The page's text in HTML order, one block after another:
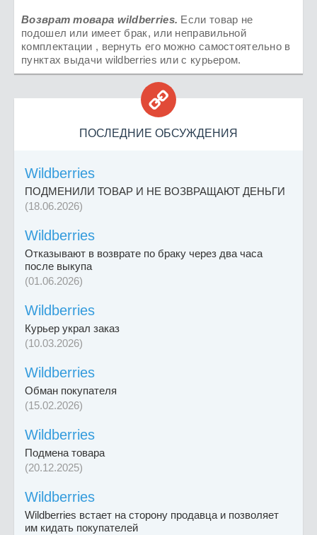
Возврат товара wildberries. Если товар не
подошел или имеет брак, или неправильной
комплектации , вернуть его можно самостоятельно в
пунктах выдачи wildberries или с курьером.

ПОСЛЕДНИЕ ОБСУЖДЕНИЯ
Wildberries
ПОДМЕНИЛИ ТОВАР И НЕ ВОЗВРАЩАЮТ ДЕНЬГИ
(18.06.2026)
Wildberries
Отказывают в возврате по браку через два часа
после выкупа
(01.06.2026)
Wildberries
Курьер украл заказ
(10.03.2026)
Wildberries
Обман покупателя
(15.02.2026)
Wildberries
Подмена товара
(20.12.2025)
Wildberries
Wildberries встает на сторону продавца и позволяет
им кидать покупателей